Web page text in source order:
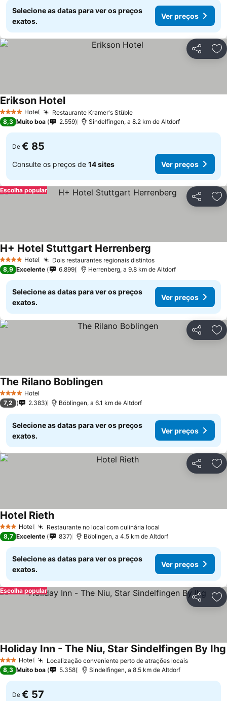
Selecione as datas para ver os preços
exatos.
Ver preços
Partilhar
4 EstrelasHotel Restaurante Kramer's StübleVer preços
Erikson HotelVer preços
8,3 Muito boa 2.559 Sindelfingen, a 8.2 km de Altdorf
De € 85
Consulte os preços de 14 sites Ver preços
Partilhar
Escolha popular
4 EstrelasHotel Dois restaurantes regionais distintosVer preços
H+ Hotel Stuttgart Herrenberg
8,9 Excelente 6.899 Herrenberg, a 9.8 km de Altdorf
Selecione as datas para ver os preços
exatos.
Ver preços
Partilhar
4 EstrelasHotel
The Rilano BoblingenVer preços
7,2 2.383 Böblingen, a 6.1 km de Altdorf
Selecione as datas para ver os preços
exatos.
Ver preços
Partilhar
3 EstrelasHotel Restaurante no local com culinária local
Hotel RiethVer preços
8,7 Excelente 837 Böblingen, a 4.5 km de Altdorf
Selecione as datas para ver os preços
exatos.
Ver preços
Partilhar
Escolha popular
3 EstrelasHotel Localização conveniente perto de atrações locaisVer
Holiday Inn - The Niu, Star Sindelfingen By Ihg
8,3 Muito boa 5.358 Sindelfingen, a 8.5 km de Altdorf
De € 57